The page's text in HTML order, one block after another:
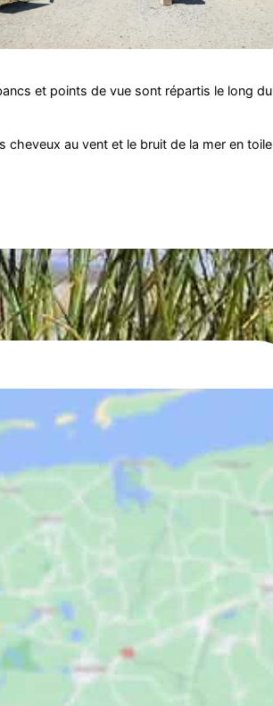
et points de vue sont répartis le long du
cheveux au vent et le bruit de la mer en toile